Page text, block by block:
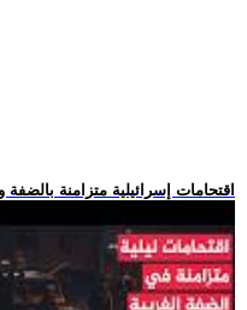
.. 5 اقتحامات إسرائيلية متزامنة